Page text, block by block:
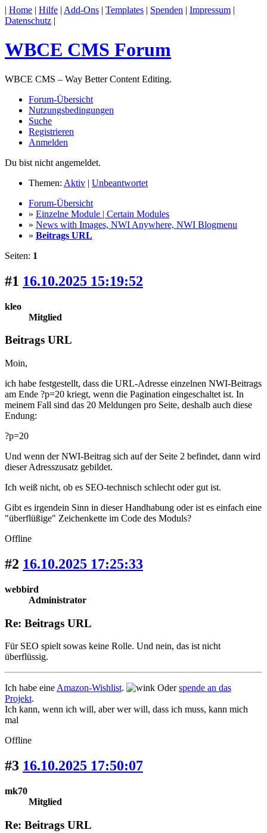
| Home | Hilfe | Add-Ons | Templates | Spenden | Impressum |
Datenschutz |
WBCE CMS Forum
WBCE CMS – Way Better Content Editing.
Forum-Übersicht
Nutzungsbedingungen
Suche
Registrieren
Anmelden
Du bist nicht angemeldet.
Themen: Aktiv | Unbeantwortet
Forum-Übersicht
» Einzelne Module | Certain Modules
» News with Images, NWI Anywhere, NWI Blogmenu
» Beitrags URL
Seiten: 1
#1 16.10.2025 15:19:52
kleo
Mitglied
Beitrags URL
Moin,
ich habe festgestellt, dass die URL-Adresse einzelnen NWI-Beitrags
am Ende ?p=20 kriegt, wenn die Pagination eingeschaltet ist. In
meinem Fall sind das 20 Meldungen pro Seite, deshalb auch diese
Endung:
?p=20
Und wenn der NWI-Beitrag sich auf der Seite 2 befindet, dann wird
dieser Adresszusatz gebildet.
Ich weiß nicht, ob es SEO-technisch schlecht oder gut ist.
Gibt es irgendein Sinn in dieser Handhabung oder ist es einfach eine
"überflüßige" Zeichenkette im Code des Moduls?
Offline
#2 16.10.2025 17:25:33
webbird
Administrator
Re: Beitrags URL
Für SEO spielt sowas keine Rolle. Und nein, das ist nicht
überflüssig.
Ich habe eine Amazon-Wishlist. Oderspende an das
Projekt.
Ich kann, wenn ich will, aber wer will, dass ich muss, kann mich
mal
Offline
#3 16.10.2025 17:50:07
mk70
Mitglied
Re: Beitrags URL